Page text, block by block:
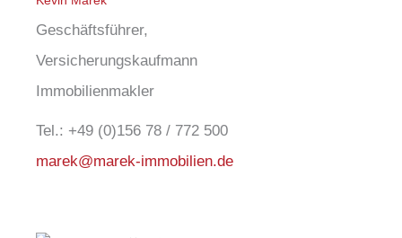
Geschäftsführer,
Versicherungskaufmann
Immobilienmakler
Tel.: +49 (0)156 78 / 772 500
marek@marek-immobilien.de